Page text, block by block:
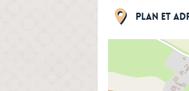
Plan et